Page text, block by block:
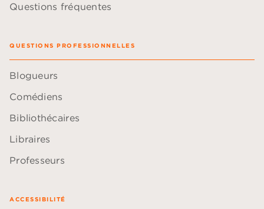
Questions fréquentes
QUESTIONS PROFESSIONNELLES
Blogueurs
Comédiens
Bibliothécaires
Libraires
Professeurs
ACCESSIBILITÉ